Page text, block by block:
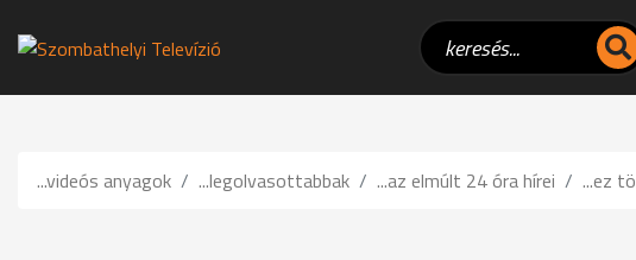
...videós anyagok ...legolvasottabbak ...az elmúlt 24 óra hírei ...ez